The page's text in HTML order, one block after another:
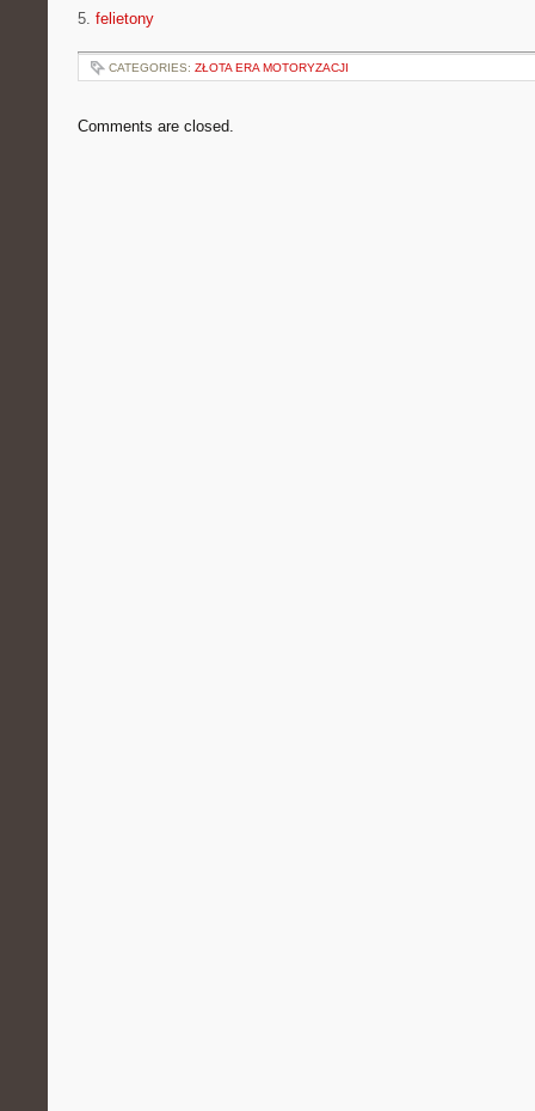
5. felietony
CATEGORIES: ZŁOTA ERA MOTORYZACJI
Comments are closed.